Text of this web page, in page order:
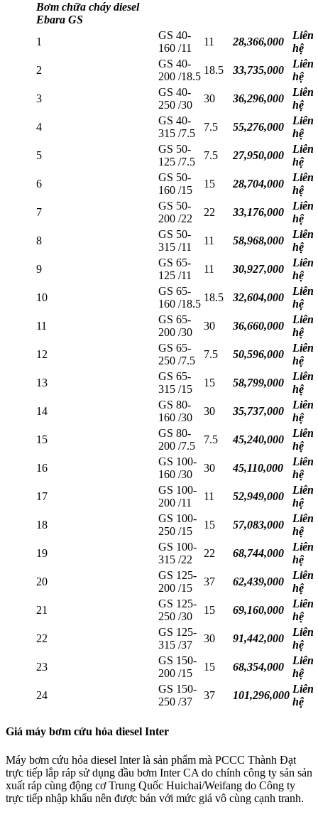
Bơm chữa cháy diesel
Ebara GS
1
GS 40-
160 /11
11 28,366,000
Liên
hệ
2
GS 40-
200 /18.5
18.5 33,735,000
Liên
hệ
3
GS 40-
250 /30
30 36,296,000
Liên
hệ
4
GS 40-
315 /7.5
7.5 55,276,000
Liên
hệ
5
GS 50-
125 /7.5
7.5 27,950,000
Liên
hệ
6
GS 50-
160 /15
15 28,704,000
Liên
hệ
7
GS 50-
200 /22
22 33,176,000
Liên
hệ
8
GS 50-
315 /11
11 58,968,000
Liên
hệ
9
GS 65-
125 /11
11 30,927,000
Liên
hệ
10
GS 65-
160 /18.5
18.5 32,604,000
Liên
hệ
11
GS 65-
200 /30
30 36,660,000
Liên
hệ
12
GS 65-
250 /7.5
7.5 50,596,000
Liên
hệ
13
GS 65-
315 /15
15 58,799,000
Liên
hệ
14
GS 80-
160 /30
30 35,737,000
Liên
hệ
15
GS 80-
200 /7.5
7.5 45,240,000
Liên
hệ
16
GS 100-
160 /30
30 45,110,000
Liên
hệ
17
GS 100-
200 /11
11 52,949,000
Liên
hệ
18
GS 100-
250 /15
15 57,083,000
Liên
hệ
19
GS 100-
315 /22
22 68,744,000
Liên
hệ
20
GS 125-
200 /15
37 62,439,000
Liên
hệ
21
GS 125-
250 /30
15 69,160,000
Liên
hệ
22
GS 125-
315 /37
30 91,442,000
Liên
hệ
23
GS 150-
200 /15
15 68,354,000
Liên
hệ
24
GS 150-
250 /37
37 101,296,000
Liên
hệ
Giá máy bơm cứu hỏa diesel Inter
Máy bơm cứu hỏa diesel Inter là sản phẩm mà PCCC Thành Đạt
trực tiếp lắp ráp sử dụng đầu bơm Inter CA do chính công ty sản sản
xuất ráp cùng động cơ Trung Quốc Huichai/Weifang do Công ty
trực tiếp nhập khẩu nên được bán với mức giá vô cùng cạnh tranh.